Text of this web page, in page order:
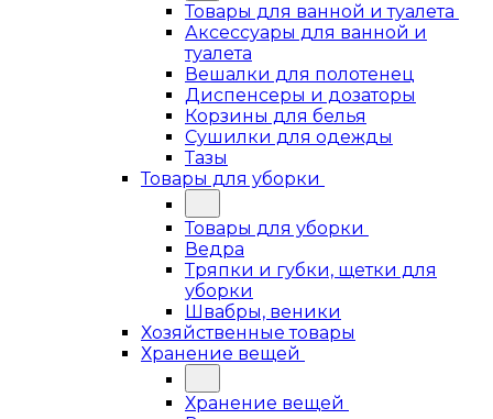
Товары для ванной и туалета
Аксессуары для ванной и
туалета
Вешалки для полотенец
Диспенсеры и дозаторы
Корзины для белья
Сушилки для одежды
Тазы
Товары для уборки
Товары для уборки
Ведра
Тряпки и губки, щетки для
уборки
Швабры, веники
Хозяйственные товары
Хранение вещей
Хранение вещей